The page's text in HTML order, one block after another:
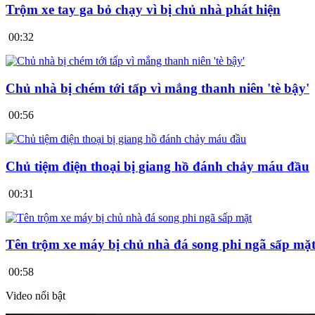
Trộm xe tay ga bỏ chạy vì bị chủ nhà phát hiện
00:32
Chủ nhà bị chém tới tấp vì mắng thanh niên 'tè bậy'
00:56
Chủ tiệm điện thoại bị giang hồ đánh chảy máu đầu
00:31
Tên trộm xe máy bị chủ nhà đá song phi ngã sấp mặt
00:58
Video nổi bật